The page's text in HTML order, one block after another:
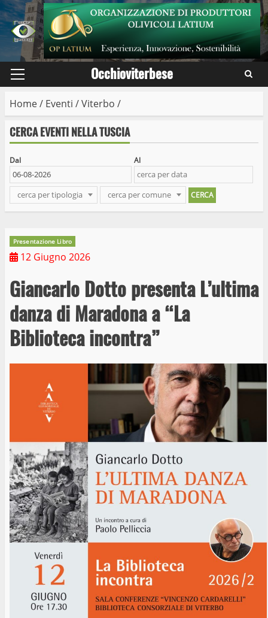
Skip
to
content
Primary
Occhioviterbese
Home/ Eventi /Viterbo /
CERCA EVENTI NELLA TUSCIA
Dal Al
cerca per tipologia cerca per comune
Presentazione Libro
12 Giugno 2026
Giancarlo Dotto presenta L’ultima
danza di Maradona a “La
Biblioteca incontra”